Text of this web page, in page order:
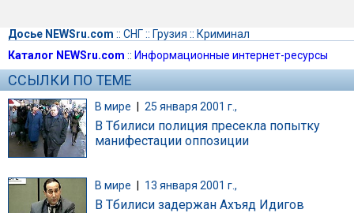
Досье NEWSru.com :: СНГ:: Грузия :: Криминал
Каталог NEWSru.com :: Информационные интернет-ресурсы
ССЫЛКИ ПО ТЕМЕ
В мире | 25 января 2001 г.,
В Тбилиси полиция пресекла попытку
манифестации оппозиции
В мире 13 января 2001 г.,
В Тбилиси задержан Ахъяд Идигов